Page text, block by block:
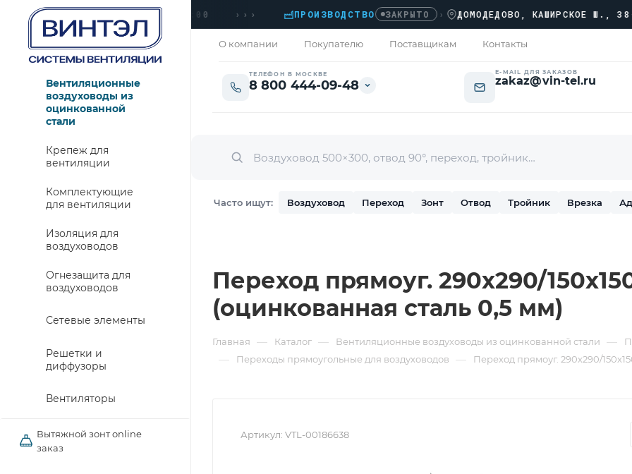
› ПН–ПТ · 09:00 → 18:00 ››› ПРОИЗВОДСТВО ЗАКРЫТО › ДОМОДЕДОВО, КАШИРСКОЕ Ш., 38-Й КМ
О компании Покупателю Поставщикам Контакты
ТЕЛЕФОН В МОСКВЕ
8 800 444-09-48
E-MAIL ДЛЯ ЗАКАЗОВ
zakaz@vin-tel.ru
Часто ищут: Воздуховод Переход Зонт Отвод Тройник Врезка
Вентиляционные
воздуховоды из
оцинкованной
стали
Крепеж для
вентиляции
Комплектующие
для вентиляции
Изоляция для
воздуховодов
Огнезащита для
воздуховодов
Сетевые элементы
Решетки и
диффузоры
Вентиляторы
Вытяжной зонт online
заказ
Переход прямоуг. 290х290/
(оцинкованная сталь 0,5 мм)
Главная — Каталог — Вентиляционные воздуховоды из оцинкованной стали —
— Переходы прямоугольные для воздуховодов — Переход прямоуг. 290х290/
Артикул: VTL-00186638